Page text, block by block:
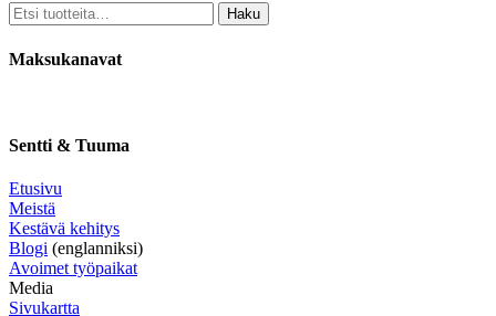
Etsi: Haku
Maksukanavat
Sentti & Tuuma
Etusivu
Meistä
Kestävä kehitys
Blogi (englanniksi)
Avoimet työpaikat
Media
Sivukartta